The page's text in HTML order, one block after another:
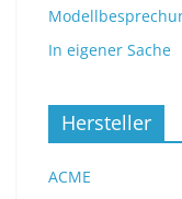
In eigener Sache
Hersteller
ACME